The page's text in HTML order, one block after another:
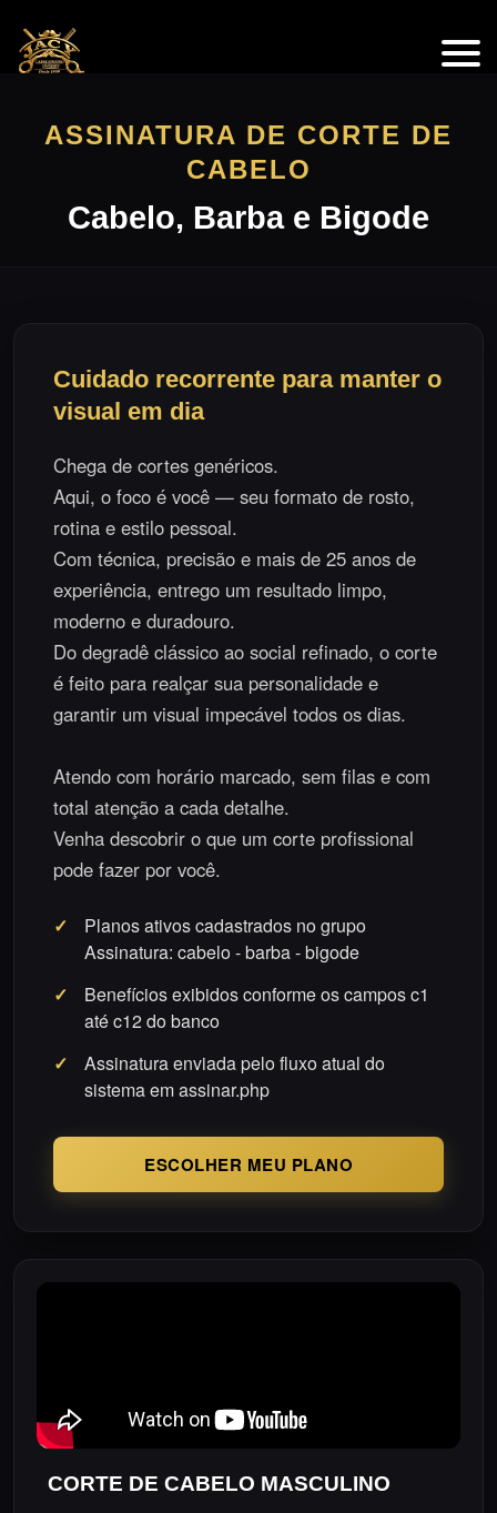
ASSINATURA DE CORTE DE
CABELO
Cabelo, Barba e Bigode
Cuidado recorrente para manter o
visual em dia
Chega de cortes genéricos.
Aqui, o foco é você — seu formato de rosto,
rotina e estilo pessoal.
Com técnica, precisão e mais de 25 anos de
experiência, entrego um resultado limpo,
moderno e duradouro.
Do degradê clássico ao social refinado, o corte
é feito para realçar sua personalidade e
garantir um visual impecável todos os dias.
Atendo com horário marcado, sem filas e com
total atenção a cada detalhe.
Venha descobrir o que um corte profissional
pode fazer por você.
Planos ativos cadastrados no grupo
Assinatura: cabelo - barba - bigode
Benefícios exibidos conforme os campos c1
até c12 do banco
Assinatura enviada pelo fluxo atual do
sistema em assinar.php
ESCOLHER MEU PLANO
CORTE DE CABELO MASCULINO